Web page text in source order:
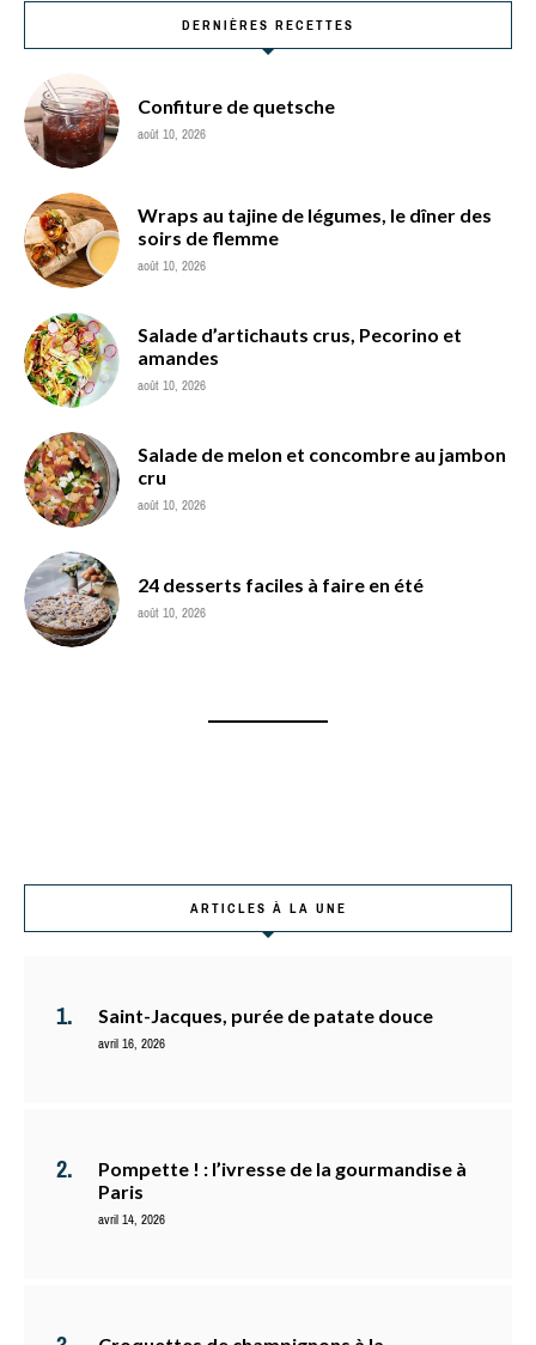
DERNIÈRES RECETTES
Confiture de quetsche
août 10, 2026
Wraps au tajine de légumes, le dîner des
soirs de flemme
août 10, 2026
Salade d’artichauts crus, Pecorino et
amandes
août 10, 2026
Salade de melon et concombre au jambon
cru
août 10, 2026
24 desserts faciles à faire en été
août 10, 2026
ARTICLES À LA UNE
Saint-Jacques, purée de patate douce
avril 16, 2026
Pompette ! : l’ivresse de la gourmandise à
Paris
avril 14, 2026